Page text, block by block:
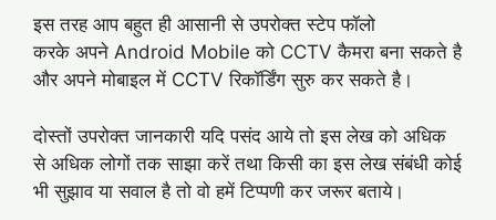
इस तरह आप बहुत ही आसानी से उपरोक्त स्टेप फॉलो
करके अपने Android Mobile को CCTV कैमरा बना सकते है
और अपने मोबाइल में CCTV रिकॉर्डिंग सुरु कर सकते है।
दोस्तों उपरोक्त जानकारी यदि पसंद आये तो इस लेख को अधिक
से अधिक लोगों तक साझा करें तथा किसी का इस लेख संबंधी कोई
भी सुझाव या सवाल है तो वो हमें टिप्पणी कर जरूर बताये।